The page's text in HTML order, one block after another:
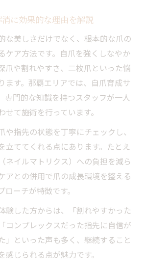
に効果的な理由を解説
な美しさだけでなく、根本的な爪の
ケア方法です。自爪を強くしなやか
爪や割れやすさ、二枚爪といった悩
ます。那覇エリアでは、自爪育成サ
専門的な知識を持つスタッフが一人
せて施術を行っています。
や指先の状態を丁寧にチェックし、
立ててくれる点にあります。たとえ
ネイルマトリクス）への負担を減ら
アとの併用で爪の成長環境を整える
ーチが特徴です。
験した方からは、「割れやすかった
コンプレックスだった指先に自信が
」といった声も多く、継続すること
感じられる点が魅力です。